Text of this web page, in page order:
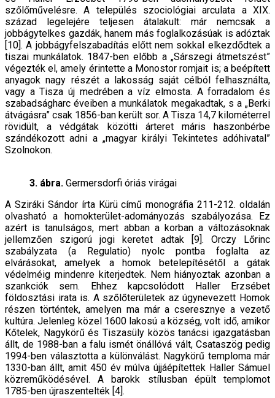
szőlőművelésre. A település szociológiai arculata a XIX.
század legelejére teljesen átalakult: már nemcsak a
jobbágytelkes gazdák, hanem más foglalkozásúak is adóztak
[10]. A jobbágyfelszabadítás előtt nem sokkal elkezdődtek a
tiszai munkálatok. 1847-ben előbb a „Sárszegi átmetszést”
végezték el, amely érintette a Monostor romjait is; a beépített
anyagok nagy részét a lakosság saját célból felhasználta,
vagy a Tisza új medrében a víz elmosta. A forradalom és
szabadságharc éveiben a munkálatok megakadtak, s a „Berki
átvágásra” csak 1856-ban került sor. A Tisza 14,7 kilométerrel
rövidült, a védgátak közötti árteret máris haszonbérbe
szándékozott adni a „magyar királyi Tekintetes adóhivatal”
Szolnokon.
3. ábra. Germersdorfi óriás virágai
A Sziráki Sándor írta Kürü című monográfia 211-212. oldalán
olvasható a homokterület-adományozás szabályozása. Ez
azért is tanulságos, mert abban a korban a változásoknak
jellemzően szigorú jogi keretet adtak [9]. Orczy Lőrinc
szabályzata (a Regulatio) nyolc pontba foglalta az
elvárásokat, amelyek a homok betelepítésétől a gátak
védelméig mindenre kiterjedtek. Nem hiányoztak azonban a
szankciók sem. Ehhez kapcsolódott Haller Erzsébet
földosztási irata is. A szőlőterületek az úgynevezett Homok
részen történtek, amelyen ma már a cseresznye a vezető
kultúra. Jelenleg közel 1600 lakosú a község, volt idő, amikor
Kőtelek, Nagykörű és Tiszasüly közös tanácsi igazgatásban
állt, de 1988-ban a falu ismét önállóvá vált, Csataszög pedig
1994-ben választotta a különválást. Nagykörű temploma már
1330-ban állt, amit 450 év múlva újjáépítettek Haller Sámuel
közreműködésével. A barokk stílusban épült templomot
1785-ben újraszentelték [4].